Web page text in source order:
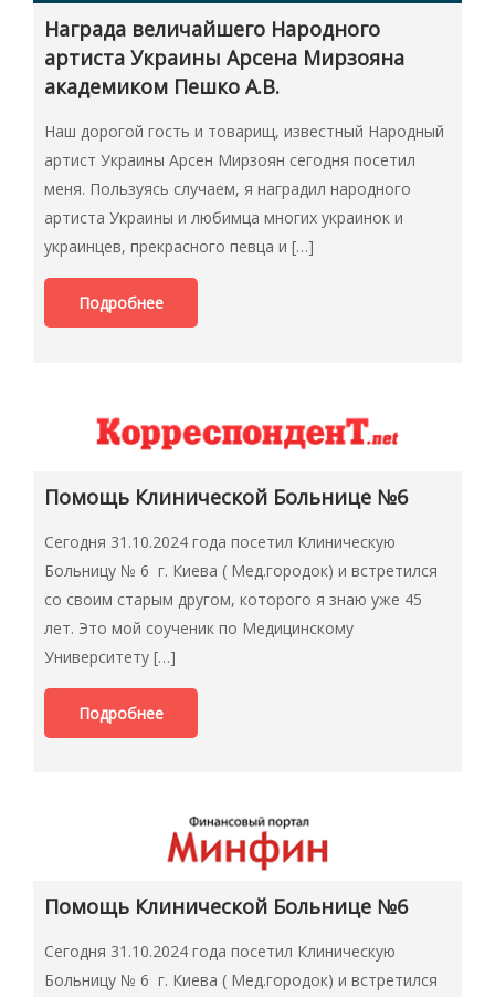
Награда величайшего Народного
артиста Украины Арсена Мирзояна
академиком Пешко А.В.
Наш дорогой гость и товарищ, известный Народный
артист Украины Арсен Мирзоян сегодня посетил
меня. Пользуясь случаем, я наградил народного
артиста Украины и любимца многих украинок и
украинцев, прекрасного певца и […]
Подробнее
Помощь Клинической Больнице №6
Сегодня 31.10.2024 года посетил Клиническую
Больницу № 6 г. Киева ( Мед.городок) и встретился
со своим старым другом, которого я знаю уже 45
лет. Это мой соученик по Медицинскому
Университету […]
Подробнее
Помощь Клинической Больнице №6
Сегодня 31.10.2024 года посетил Клиническую
Больницу № 6 г. Киева ( Мед.городок) и встретился